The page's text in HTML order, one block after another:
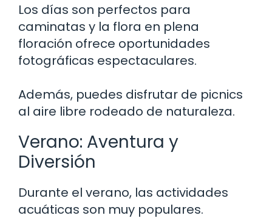
Los días son perfectos para
caminatas y la flora en plena
floración ofrece oportunidades
fotográficas espectaculares.
Además, puedes disfrutar de picnics
al aire libre rodeado de naturaleza.
Verano: Aventura y
Diversión
Durante el verano, las actividades
acuáticas son muy populares.